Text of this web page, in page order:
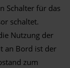
Schalter für das
schaltet.
Nutzung der
an Bord ist der
zum